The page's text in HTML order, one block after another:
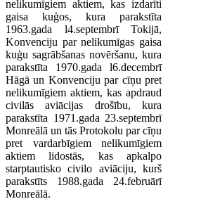
nelikumīgiem aktiem, kas izdarīti
gaisa kuģos, kura parakstīta
1963.gada l4.septembrī Tokijā,
Konvenciju par nelikumīgas gaisa
kuģu sagrābšanas novēršanu, kura
parakstīta 1970.gada l6.decembrī
Hāgā un Konvenciju par cīņu pret
nelikumīgiem aktiem, kas apdraud
civilās aviācijas drošību, kura
parakstīta 1971.gada 23.septembrī
Monreālā un tās Protokolu par cīņu
pret vardarbīgiem nelikumīgiem
aktiem lidostās, kas apkalpo
starptautisko civilo aviāciju, kurš
parakstīts 1988.gada 24.februārī
Monreālā.